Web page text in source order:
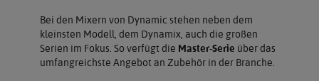
Bei den Mixern von Dynamic stehen neben dem
kleinsten Modell, dem Dynamix, auch die großen
Serien im Fokus. So verfügt die Master-Serie über das
umfangreichste Angebot an Zubehör in der Branche.